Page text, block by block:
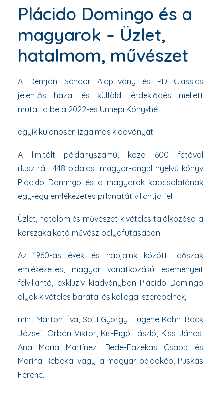
Plácido Domingo és a
magyarok – Üzlet,
hatalmom, művészet
A Demján Sándor Alapítvány és PD Classics
jelentős hazai és külföldi érdeklődés mellett
mutatta be a 2022-es Ünnepi Könyvhét
egyik különösen izgalmas kiadványát.
A limitált példányszámú, közel 600 fotóval
illusztrált 448 oldalas, magyar-angol nyelvű könyv
Plácido Domingo és a magyarok kapcsolatának
egy-egy emlékezetes pillanatát villantja fel.
Üzlet, hatalom és művészet kivételes találkozása a
korszakalkotó művész pályafutásában.
Az 1960-as évek és napjaink közötti időszak
emlékezetes, magyar vonatkozású eseményeit
felvillantó, exkluzív kiadványban Plácido Domingo
olyak kivételes barátai és kollegái szerepelnek,
mint Marton Éva, Solti György, Eugene Kohn, Bock
József, Orbán Viktor, Kis-Rigó László, Kiss János,
Ana María Martínez, Bede-Fazekas Csaba és
Marina Rebeka, vagy a magyar példakép, Puskás
Ferenc.